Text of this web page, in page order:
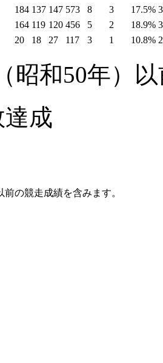
184 137 147 573 8 3 17.5%
164 119 120 456 5 2 18.9%
20 18 27 117 3 1 10.8%
昭和50年）
成
の競走成績を含みます。